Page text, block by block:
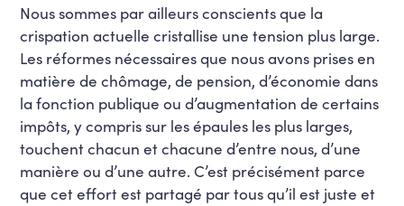
Nous sommes par ailleurs conscients que la
crispation actuelle cristallise une tension plus large.
Les réformes nécessaires que nous avons prises en
matière de chômage, de pension, d’économie dans
la fonction publique ou d’augmentation de certains
impôts, y compris sur les épaules les plus larges,
touchent chacun et chacune d’entre nous, d’une
manière ou d’une autre. C’est précisément parce
que cet effort est partagé par tous qu’il est juste et